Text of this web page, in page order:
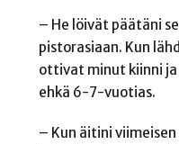
– He löivät päätäni
pistorasiaan. Kun
ottivat minut kiinni ja
ehkä 6-7-vuotias.
– Kun äitini